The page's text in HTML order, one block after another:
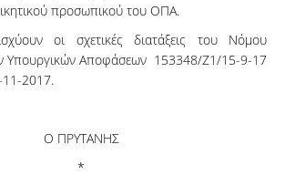
προσωπικού του ΟΠΑ.
οι σχετικές διατάξεις του Νόμου
Υπουργικών Αποφάσεων 153348/Ζ1/15-9-17
2017.
Ο ΠΡΥΤΑΝΗΣ
*